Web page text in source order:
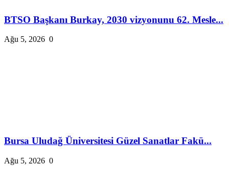
BTSO Başkanı Burkay, 2030 vizyonunu 62. Mesle...
Ağu 5, 2026 0
Bursa Uludağ Üniversitesi Güzel Sanatlar Fakü...
Ağu 5, 2026 0